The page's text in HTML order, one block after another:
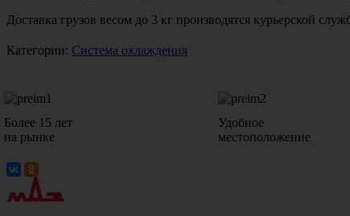
Доставка грузов весом до 3 кг производятся курьерской
Категории: Система охлаждения
Более 15 лет
на рынке
Удобное
местоположение